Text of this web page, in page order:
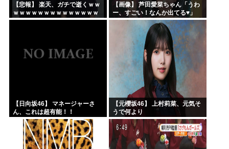
【悲報】 楽天、ガチで逝くｗｗ
ｗｗｗｗｗｗｗｗｗｗｗｗｗｗ
ｗｗｗｗ
【画像】 芦田愛菜ちゃん「うわ
ー、すごい！なんか出てる♥」
【日向坂46】 マネージャーさ
ん、これは超有能！！
【元櫻坂46】 上村莉菜、元気そ
うで何より